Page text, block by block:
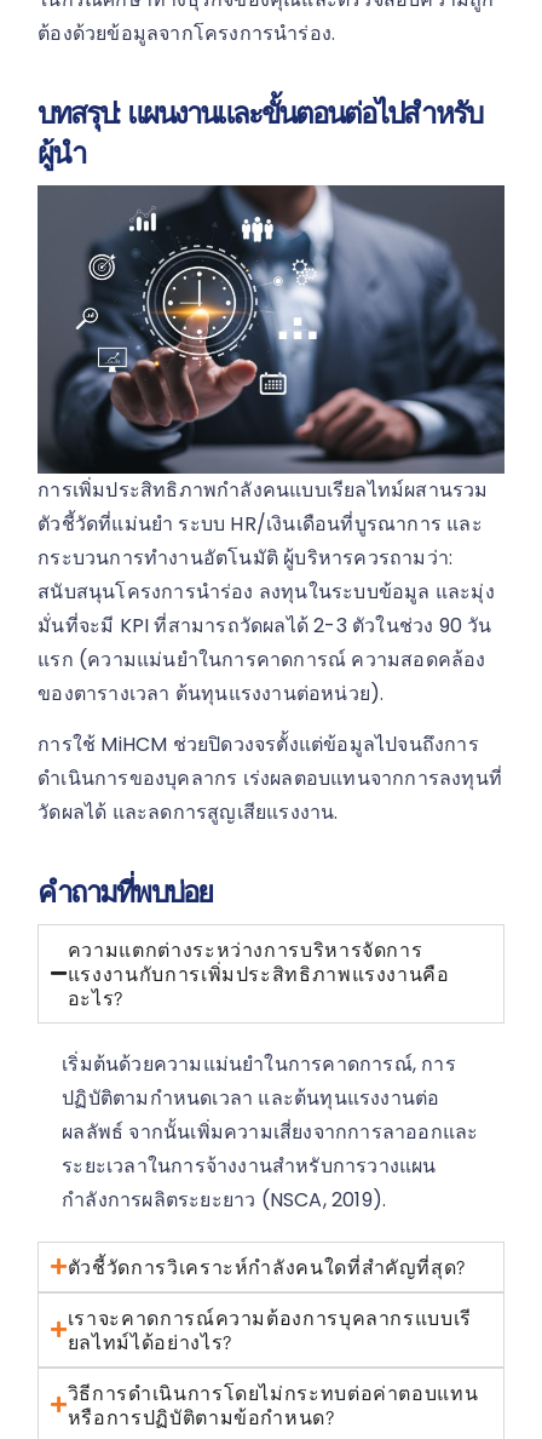
ต้องด้วยข้อมูลจากโครงการนำร่อง.
บทสรุป: แผนงานและขั้นตอนต่อไปสำหรับ
ผู้นำ
การเพิ่มประสิทธิภาพกำลังคนแบบเรียลไทม์ผสานรวม
ตัวชี้วัดที่แม่นยำ ระบบ HR/เงินเดือนที่บูรณาการ และ
กระบวนการทำงานอัตโนมัติ ผู้บริหารควรถามว่า:
สนับสนุนโครงการนำร่อง ลงทุนในระบบข้อมูล และมุ่ง
มั่นที่จะมี KPI ที่สามารถวัดผลได้ 2-3 ตัวในช่วง 90 วัน
แรก (ความแม่นยำในการคาดการณ์ ความสอดคล้อง
ของตารางเวลา ต้นทุนแรงงานต่อหน่วย).
การใช้ MiHCM ช่วยปิดวงจรตั้งแต่ข้อมูลไปจนถึงการ
ดำเนินการของบุคลากร เร่งผลตอบแทนจากการลงทุนที่
วัดผลได้ และลดการสูญเสียแรงงาน.
คำถามที่พบบ่อย
ความแตกต่างระหว่างการบริหารจัดการ
แรงงานกับการเพิ่มประสิทธิภาพแรงงานคือ
อะไร?
เริ่มต้นด้วยความแม่นยำในการคาดการณ์, การ
ปฏิบัติตามกำหนดเวลา และต้นทุนแรงงานต่อ
ผลลัพธ์ จากนั้นเพิ่มความเสี่ยงจากการลาออกและ
ระยะเวลาในการจ้างงานสำหรับการวางแผน
กำลังการผลิตระยะยาว (NSCA, 2019).
ตัวชี้วัดการวิเคราะห์กำลังคนใดที่สำคัญที่สุด?
เราจะคาดการณ์ความต้องการบุคลากรแบบเรี
ยลไทม์ได้อย่างไร?
วิธีการดำเนินการโดยไม่กระทบต่อค่าตอบแทน
หรือการปฏิบัติตามข้อกำหนด?